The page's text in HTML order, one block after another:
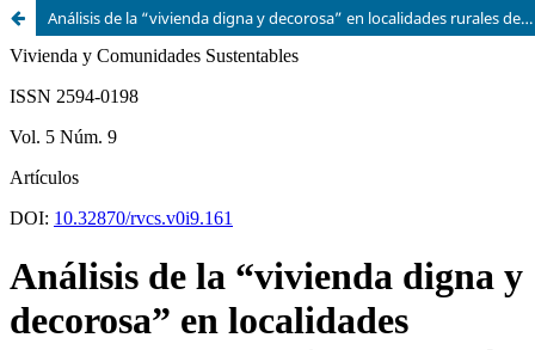
Análisis de la “vivienda digna y decorosa” en localidades rurales de Tamaulipas a través de un indicador integrado